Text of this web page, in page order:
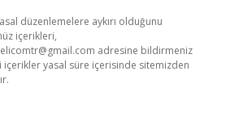
düzenlemelere aykırı olduğunu
içerikleri,
adresine bildirmeniz
içerikler yasal süre içerisinde sitemizden